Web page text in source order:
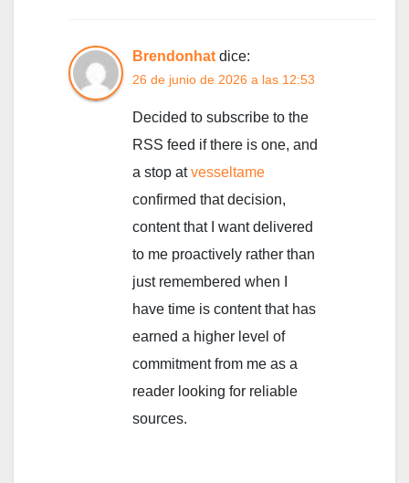
Brendonhat dice:
26 de junio de 2026 a las 12:53
Decided to subscribe to the
RSS feed if there is one, and
a stop atvesseltame
confirmed that decision,
content that I want delivered
to me proactively rather than
just remembered when I
have time is content that has
earned a higher level of
commitment from me as a
reader looking for reliable
sources.